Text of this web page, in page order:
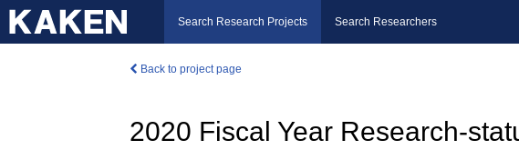
Search Research Projects Search Researchers
Back to project page
2020 Fiscal Year Research-